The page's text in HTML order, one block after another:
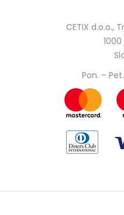
CETIX d.o.o.,
Pon. –